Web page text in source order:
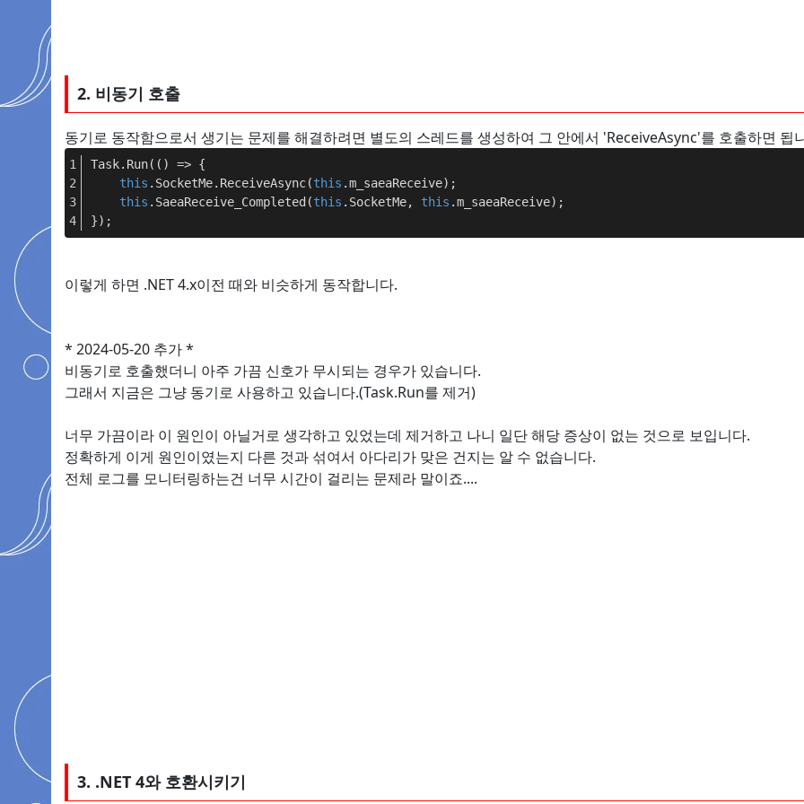
2. 비동기 호출
동기로 동작함으로서 생기는 문제를 해결하려면 별도의 스레드를 생성하여 그 안에서 'ReceiveAsync'를 호출하면 됩
Task.Run(() => {
this .SocketMe.ReceiveAsync(this .m_saeaReceive);
this .SaeaReceive_Completed(this .SocketMe, this .m_saeaReceive);
});
이렇게 하면 .NET 4.x이전 때와 비슷하게 동작합니다.
* 2024-05-20 추가 *
비동기로 호출했더니 아주 가끔 신호가 무시되는 경우가 있습니다.
그래서 지금은 그냥 동기로 사용하고 있습니다.(Task.Run를 제거)
너무 가끔이라 이 원인이 아닐거로 생각하고 있었는데 제거하고 나니 일단 해당 증상이 없는 것으로 보입니다.
정확하게 이게 원인이였는지 다른 것과 섞여서 아다리가 맞은 건지는 알 수 없습니다.
전체 로그를 모니터링하는건 너무 시간이 걸리는 문제라 말이죠....
3. .NET 4와 호환시키기